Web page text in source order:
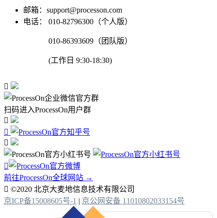
邮箱：support@processon.com
电话：
010-82796300（个人版）
010-86393609（团队版）
(工作日 9:30-18:30)

扫码进入ProcessOn用户群




前往ProcessOn全球网站 →
 ©2020 北京大麦地信息技术有限公司
京ICP备15008605号-1 | 京公网安备 11010802033154号